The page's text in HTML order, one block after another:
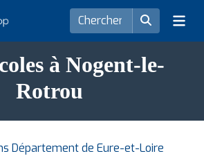
à Nogent-le-
Rotrou
Département de Eure-et-Loire